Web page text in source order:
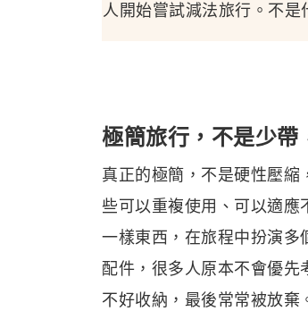
人開始嘗試減法旅行。不
極簡旅行，不是少帶
真正的極簡，不是硬性壓縮
些可以重複使用、可以適應
一樣東西，在旅程中扮演多
配件，很多人原本不會優先
不好收納，最後常常被放棄